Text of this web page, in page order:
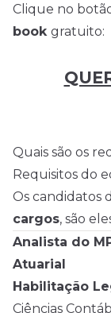
Clique no
book gratuito:
Quais são os
Requisitos do
Os candidatos
cargos, são
Analista do
Atuarial
Habilitação
Ciências